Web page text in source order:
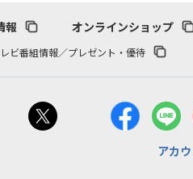
報 オンラインショップ
ビ番組情報／プレゼント・優待
アカ